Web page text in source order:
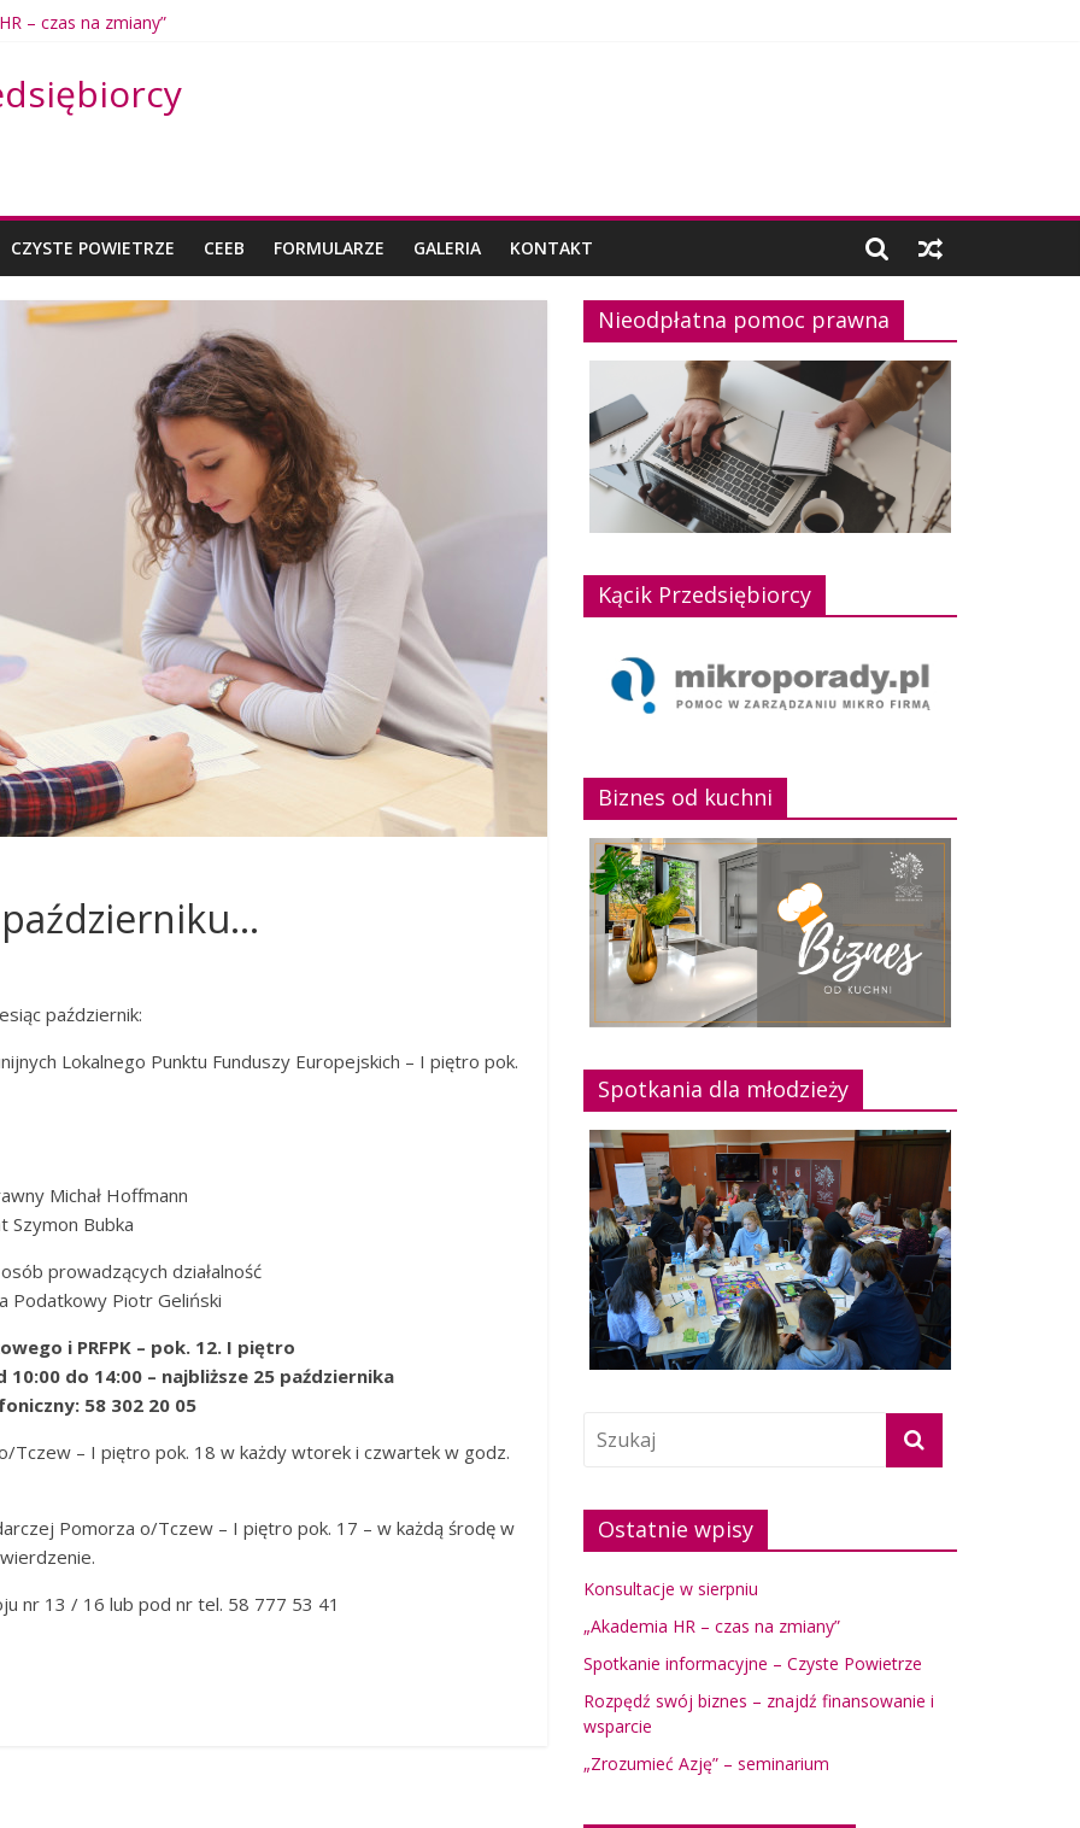
– Czyste Powietrze
Azję” – seminarium
w sierpniu
CZYSTE POWIETRZE CEEB FORMULARZE GALERIA KONTAKT
październik:
Lokalnego Punktu Funduszy Europejskich – I piętro pok.
Michał Hoffmann
Szymon Bubka
prowadzących działalność
Podatkowy Piotr Geliński
i PRFPK – pok. 12. I piętro
do 14:00 – najbliższe 25 października
58 302 20 05
Tczew – I piętro pok. 18 w każdy wtorek i czwartek w godz.
Pomorza o/Tczew – I piętro pok. 17 – w każdą środę w
nr 13 / 16 lub pod nr tel. 58 777 53 41
Nieodpłatna pomoc prawna
Kącik Przedsiębiorcy
Biznes od kuchni
Spotkania dla młodzieży
Ostatnie wpisy
Konsultacje w sierpniu
„Akademia HR – czas na zmiany”
Spotkanie informacyjne – Czyste Powietrze
Rozpędź swój biznes – znajdź finansowanie i
wsparcie
„Zrozumieć Azję” – seminarium